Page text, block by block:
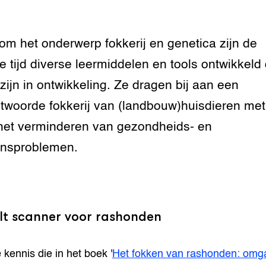
omgaan met de
in de
voor varkens
het onderwerp fokkerij en genetica zijn de
tijd diverse leermiddelen en tools ontwikkeld
in ontwikkeling. Ze dragen bij aan een
fokkerij van (landbouw)huisdieren
verminderen van gezondheids- en
scanner voor rashonden
kennis die in het boek 'Het fokken van rashonden: